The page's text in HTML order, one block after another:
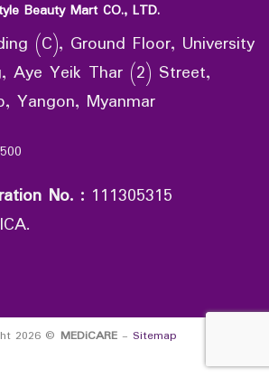
Beauty Mart CO., LTD.
(C), Ground Floor, University
Aye Yeik Thar (2) Street,
Yangon, Myanmar
No. : 111305315
2026 © MEDiCARE- Sitemap